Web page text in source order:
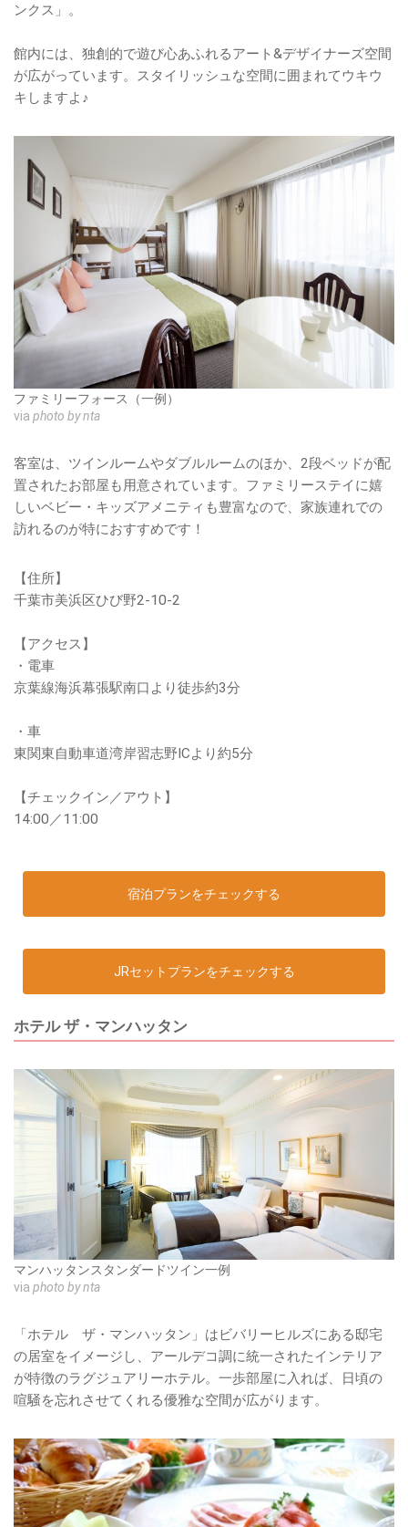
ンクス」。
館内には、独創的で遊び心あふれるアート&デザイナーズ空間
が広がっています。スタイリッシュな空間に囲まれてウキウ
キしますよ♪
ファミリーフォース（一例）
via photo by nta
客室は、ツインルームやダブルルームのほか、2段ベッドが配
置されたお部屋も用意されています。ファミリーステイに嬉
しいベビー・キッズアメニティも豊富なので、家族連れでの
訪れるのが特におすすめです！
【住所】
千葉市美浜区ひび野2-10-2
【アクセス】
・電車
京葉線海浜幕張駅南口より徒歩約3分
・車
東関東自動車道湾岸習志野ICより約5分
【チェックイン／アウト】
14:00／11:00
宿泊プランをチェックする
JRセットプランをチェックする
ホテル ザ・マンハッタン
マンハッタンスタンダードツイン一例
via photo by nta
「ホテル ザ・マンハッタン」はビバリーヒルズにある邸宅
の居室をイメージし、アールデコ調に統一されたインテリア
が特徴のラグジュアリーホテル。一歩部屋に入れば、日頃の
喧騒を忘れさせてくれる優雅な空間が広がります。